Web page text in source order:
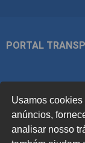
PORTAL
ACOMPANHE
Usamos
anúncios,
analisar nosso